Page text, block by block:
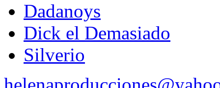
Dadanoys
Dick el Demasiado
Silverio